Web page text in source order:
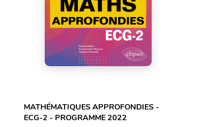
MATHÉMATIQUES APPROFONDIES -
ECG-2 - PROGRAMME 2022